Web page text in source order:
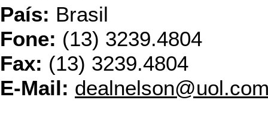
País: Brasil
Fone: (13) 3239.4804
Fax: (13) 3239.4804
E-Mail: